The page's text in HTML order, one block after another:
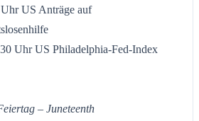
US Anträge auf
Uhr US Philadelphia-Fed-Index
– Juneteenth